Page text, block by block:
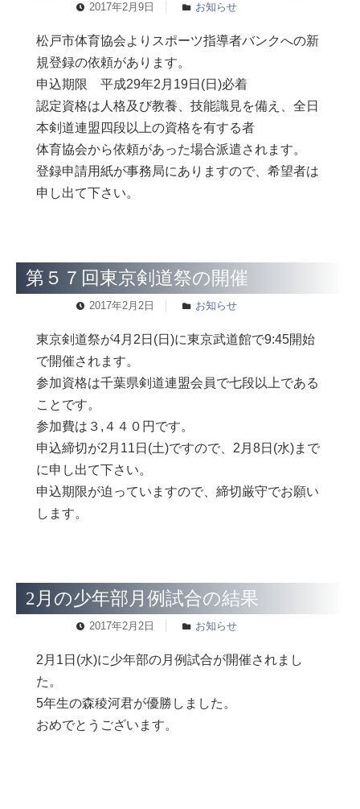
2017年2月9日 お知らせ
松戸市体育協会よりスポーツ指導者バンクへの新
規登録の依頼があります。
申込期限 平成29年2月19日(日)必着
認定資格は人格及び教養、技能識見を備え、全日
本剣道連盟四段以上の資格を有する者
体育協会から依頼があった場合派遣されます。
登録申請用紙が事務局にありますので、希望者は
申し出て下さい。
第５７回東京剣道祭の開催
2017年2月2日 お知らせ
東京剣道祭が4月2日(日)に東京武道館で9:45開始
で開催されます。
参加資格は千葉県剣道連盟会員で七段以上である
ことです。
参加費は３,４４０円です。
申込締切が2月11日(土)ですので、2月8日(水)まで
に申し出て下さい。
申込期限が迫っていますので、締切厳守でお願い
します。
2月の少年部月例試合の結果
2017年2月2日 お知らせ
2月1日(水)に少年部の月例試合が開催されまし
た。
5年生の森稜河君が優勝しました。
おめでとうございます。